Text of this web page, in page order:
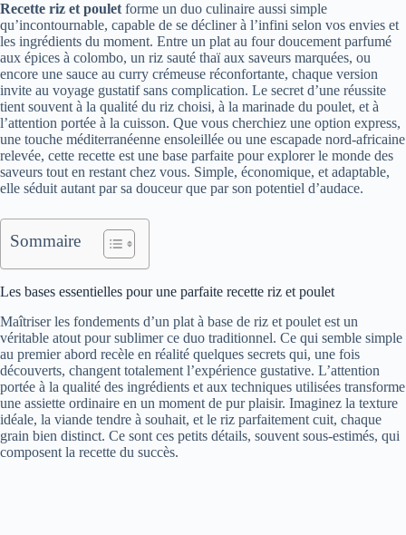
Recette riz et poulet forme un duo culinaire aussi simple
qu’incontournable, capable de se décliner à l’infini selon vos envies et
les ingrédients du moment. Entre un plat au four doucement parfumé
aux épices à colombo, un riz sauté thaï aux saveurs marquées, ou
encore une sauce au curry crémeuse réconfortante, chaque version
invite au voyage gustatif sans complication. Le secret d’une réussite
tient souvent à la qualité du riz choisi, à la marinade du poulet, et à
l’attention portée à la cuisson. Que vous cherchiez une option express,
une touche méditerranéenne ensoleillée ou une escapade nord-africaine
relevée, cette recette est une base parfaite pour explorer le monde des
saveurs tout en restant chez vous. Simple, économique, et adaptable,
elle séduit autant par sa douceur que par son potentiel d’audace.
Sommaire
Les bases essentielles pour une parfaite recette riz et poulet
Maîtriser les fondements d’un plat à base de riz et poulet est un
véritable atout pour sublimer ce duo traditionnel. Ce qui semble simple
au premier abord recèle en réalité quelques secrets qui, une fois
découverts, changent totalement l’expérience gustative. L’attention
portée à la qualité des ingrédients et aux techniques utilisées transforme
une assiette ordinaire en un moment de pur plaisir. Imaginez la texture
idéale, la viande tendre à souhait, et le riz parfaitement cuit, chaque
grain bien distinct. Ce sont ces petits détails, souvent sous-estimés, qui
composent la recette du succès.